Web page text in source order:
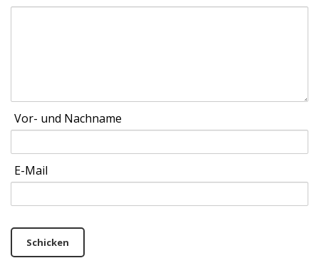
Vor- und Nachname
E-Mail
Schicken